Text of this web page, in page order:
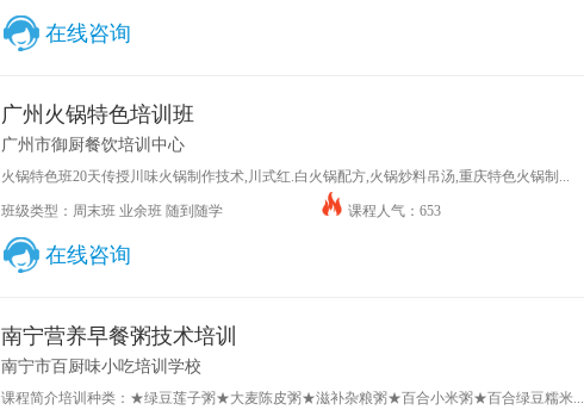
在线咨询
广州火锅特色培训班
广州市御厨餐饮培训中心
火锅特色班20天传授川味火锅制作技术,川式红.白火锅配方,火锅炒料吊汤,重庆特色火锅制...
班级类型：周末班 业余班 随到随学 课程人气：653
在线咨询
南宁营养早餐粥技术培训
南宁市百厨味小吃培训学校
课程简介培训种类：★绿豆莲子粥★大麦陈皮粥★滋补杂粮粥★百合小米粥★百合绿豆糯米...